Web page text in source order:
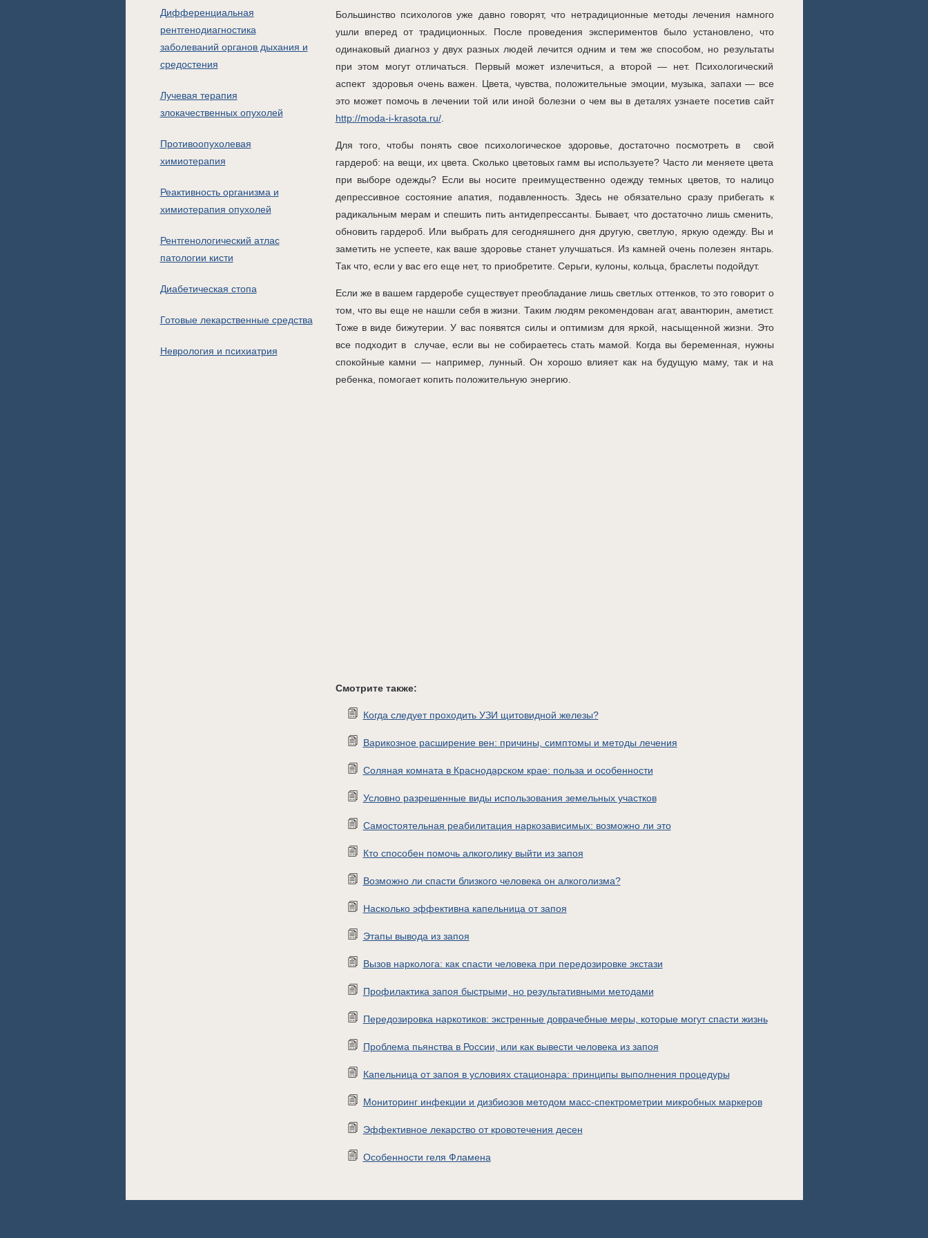
Дифференциальная
рентгенодиагностика
заболеваний органов дыхания и
средостения
Лучевая терапия
злокачественных опухолей
Противоопухолевая
химиотерапия
Реактивность организма и
химиотерапия опухолей
Рентгенологический атлас
патологии кисти
Диабетическая стопа
Готовые лекарственные средства
Неврология и психиатрия
Большинство психологов уже давно говорят, что нетрадиционные методы лечения намного
ушли вперед от традиционных. После проведения экспериментов было установлено, что
одинаковый диагноз у двух разных людей лечится одним и тем же способом, но результаты
при этом могут отличаться. Первый может излечиться, а второй — нет. Психологический
аспект здоровья очень важен. Цвета, чувства, положительные эмоции, музыка, запахи — все
это может помочь в лечении той или иной болезни о чем вы в деталях узнаете посетив сайт
http://moda-i-krasota.ru/.
Для того, чтобы понять свое психологическое здоровье, достаточно посмотреть в свой
гардероб: на вещи, их цвета. Сколько цветовых гамм вы используете? Часто ли меняете цвета
при выборе одежды? Если вы носите преимущественно одежду темных цветов, то налицо
депрессивное состояние апатия, подавленность. Здесь не обязательно сразу прибегать к
радикальным мерам и спешить пить антидепрессанты. Бывает, что достаточно лишь сменить,
обновить гардероб. Или выбрать для сегодняшнего дня другую, светлую, яркую одежду. Вы и
заметить не успеете, как ваше здоровье станет улучшаться. Из камней очень полезен янтарь.
Так что, если у вас его еще нет, то приобретите. Серьги, кулоны, кольца, браслеты подойдут.
Если же в вашем гардеробе существует преобладание лишь светлых оттенков, то это говорит о
том, что вы еще не нашли себя в жизни. Таким людям рекомендован агат, авантюрин, аметист.
Тоже в виде бижутерии. У вас появятся силы и оптимизм для яркой, насыщенной жизни. Это
все подходит в случае, если вы не собираетесь стать мамой. Когда вы беременная, нужны
спокойные камни — например, лунный. Он хорошо влияет как на будущую маму, так и на
ребенка, помогает копить положительную энергию.
Смотрите также:
Когда следует проходить УЗИ щитовидной железы?
Варикозное расширение вен: причины, симптомы и методы лечения
Соляная комната в Краснодарском крае: польза и особенности
Условно разрешенные виды использования земельных участков
Самостоятельная реабилитация наркозависимых: возможно ли это
Кто способен помочь алкоголику выйти из запоя
Возможно ли спасти близкого человека он алкоголизма?
Насколько эффективна капельница от запоя
Этапы вывода из запоя
Вызов нарколога: как спасти человека при передозировке экстази
Профилактика запоя быстрыми, но результативными методами
Передозировка наркотиков: экстренные доврачебные меры, которые могут спасти жизнь
Проблема пьянства в России, или как вывести человека из запоя
Капельница от запоя в условиях стационара: принципы выполнения процедуры
Мониторинг инфекции и дизбиозов методом масс-спектрометрии микробных маркеров
Эффективное лекарство от кровотечения десен
Особенности геля Фламена